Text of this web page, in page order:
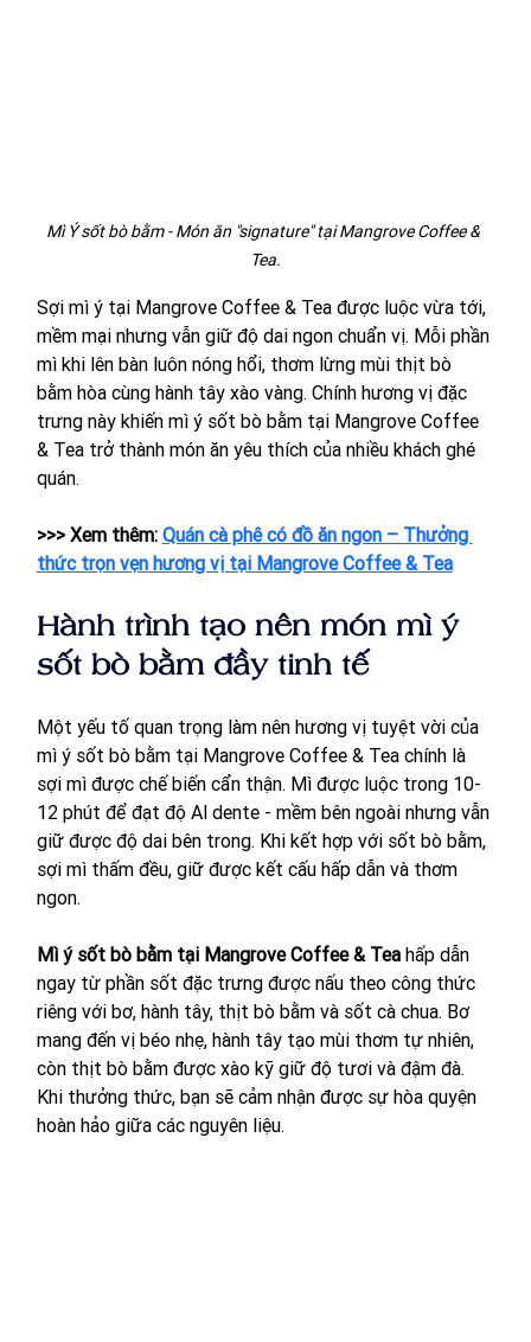
Mì Ý sốt bò bằm - Món ăn "signature" tại Mangrove Coffee &
Tea.
Sợi mì ý tại Mangrove Coffee & Tea được luộc vừa tới,
mềm mại nhưng vẫn giữ độ dai ngon chuẩn vị. Mỗi phần
mì khi lên bàn luôn nóng hổi, thơm lừng mùi thịt bò
bằm hòa cùng hành tây xào vàng. Chính hương vị đặc
trưng này khiến mì ý sốt bò bằm tại Mangrove Coffee
& Tea trở thành món ăn yêu thích của nhiều khách ghé
quán.
>>> Xem thêm: Quán cà phê có đồ ăn ngon – Thưởng
thức trọn vẹn hương vị tại Mangrove Coffee & Tea
Hành trình tạo nên món mì ý
sốt bò bằm đầy tinh tế
Một yếu tố quan trọng làm nên hương vị tuyệt vời của
mì ý sốt bò bằm tại Mangrove Coffee & Tea chính là
sợi mì được chế biến cẩn thận. Mì được luộc trong 10-
12 phút để đạt độ Al dente - mềm bên ngoài nhưng vẫn
giữ được độ dai bên trong. Khi kết hợp với sốt bò bằm,
sợi mì thấm đều, giữ được kết cấu hấp dẫn và thơm
ngon.
Mì ý sốt bò bằm tại Mangrove Coffee & Tea hấp dẫn
ngay từ phần sốt đặc trưng được nấu theo công thức
riêng với bơ, hành tây, thịt bò bằm và sốt cà chua. Bơ
mang đến vị béo nhẹ, hành tây tạo mùi thơm tự nhiên,
còn thịt bò bằm được xào kỹ giữ độ tươi và đậm đà.
Khi thưởng thức, bạn sẽ cảm nhận được sự hòa quyện
hoàn hảo giữa các nguyên liệu.